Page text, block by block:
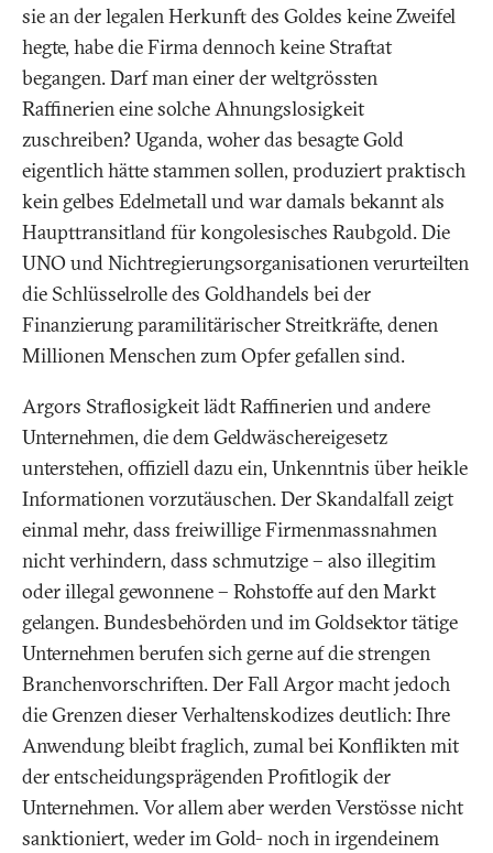
sie an der legalen Herkunft des Goldes keine Zweifel
hegte, habe die Firma dennoch keine Straftat
begangen. Darf man einer der weltgrössten
Raffinerien eine solche Ahnungslosigkeit
zuschreiben? Uganda, woher das besagte Gold
eigentlich hätte stammen sollen, produziert praktisch
kein gelbes Edelmetall und war damals bekannt als
Haupttransitland für kongolesisches Raubgold. Die
UNO und Nichtregierungsorganisationen verurteilten
die Schlüsselrolle des Goldhandels bei der
Finanzierung paramilitärischer Streitkräfte, denen
Millionen Menschen zum Opfer gefallen sind.
Argors Straflosigkeit lädt Raffinerien und andere
Unternehmen, die dem Geldwäschereigesetz
unterstehen, offiziell dazu ein, Unkenntnis über heikle
Informationen vorzutäuschen. Der Skandalfall zeigt
einmal mehr, dass freiwillige Firmenmassnahmen
nicht verhindern, dass schmutzige – also illegitim
oder illegal gewonnene – Rohstoffe auf den Markt
gelangen. Bundesbehörden und im Goldsektor tätige
Unternehmen berufen sich gerne auf die strengen
Branchenvorschriften. Der Fall Argor macht jedoch
die Grenzen dieser Verhaltenskodizes deutlich: Ihre
Anwendung bleibt fraglich, zumal bei Konflikten mit
der entscheidungsprägenden Profitlogik der
Unternehmen. Vor allem aber werden Verstösse nicht
sanktioniert, weder im Gold- noch in irgendeinem